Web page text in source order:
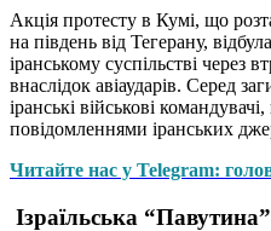
Акція протесту в Кумі, що
на південь від Тегерану,
іранському суспільстві через
внаслідок авіаударів. Серед
іранські військові
повідомленнями іранських
Читайте нас у Telegram:
Ізраїльська “Павутина”